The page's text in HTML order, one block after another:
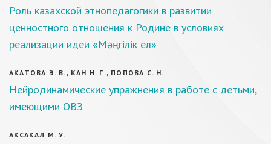
Роль казахской этнопедагогики в развитии
ценностного отношения к Родине в условиях
реализации идеи «Мәңгілік ел»
АКАТОВА Э. В., КАН Н. Г., ПОПОВА С. Н.
Нейродинамические упражнения в работе с детьми,
имеющими ОВЗ
АКСАКАЛ М. У.